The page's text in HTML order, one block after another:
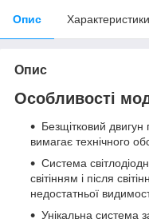
Опис Характеристики
Опис
Особливості
Безщітковий
вимагає технічного
Система
світінням і після
недостатньої
Унікальна система